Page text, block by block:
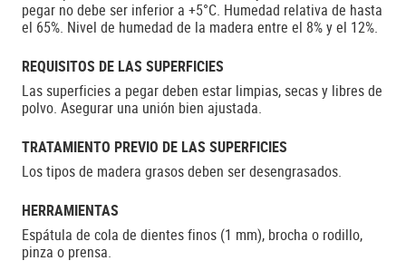
pegar no debe ser inferior a +5°C. Humedad relativa de hasta
el 65%. Nivel de humedad de la madera entre el 8% y el 12%.
REQUISITOS DE LAS SUPERFICIES
Las superficies a pegar deben estar limpias, secas y libres de
polvo. Asegurar una unión bien ajustada.
TRATAMIENTO PREVIO DE LAS SUPERFICIES
Los tipos de madera grasos deben ser desengrasados.
HERRAMIENTAS
Espátula de cola de dientes finos (1 mm), brocha o rodillo,
pinza o prensa.